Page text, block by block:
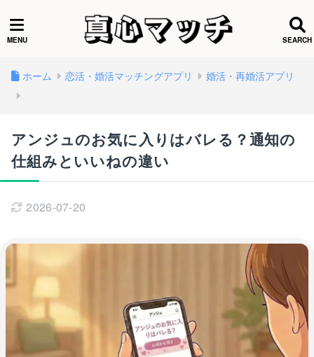
ホーム 恋活・婚活マッチングアプリ 婚活・再婚活アプリ
アンジュのお気に入りはバレる？通知の
仕組みといいねの違い
2026-07-20